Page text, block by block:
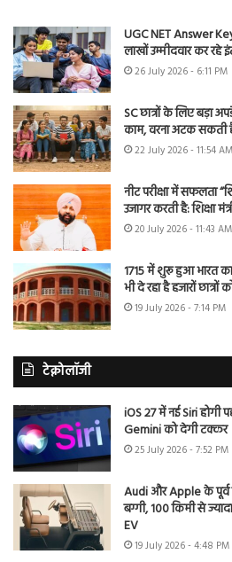
UGC NET Answer
लाखों उम्मीदवार कर रहे
26 July 2026 - 6:11 PM
SC छात्रों के लिए बड़ा
काम, वरना अटक सकती
22 July 2026 - 11:54 AM
नीट परीक्षा में सफलता
उजागर करती है: शिक्षा
20 July 2026 - 11:43 AM
1715 में शुरू हुआ भारत
भी दे रहा है हजारों छात्रों
19 July 2026 - 7:14 PM
टेक्नोलॉजी
iOS 27 में नई Siri होगी
Gemini को देगी टक्कर
25 July 2026 - 7:52 PM
Audi और Apple के पूर्व
बग्गी, 100 किमी से
EV
19 July 2026 - 4:48 PM